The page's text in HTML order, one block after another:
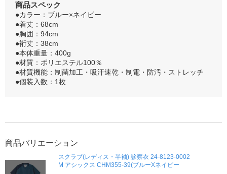
商品スペック
●カラー：ブルー×ネイビー
●着丈：68cm
●胸囲：94cm
●裄丈：38cm
●本体重量：400g
●材質：ポリエステル100％
●材質機能：制菌加工・吸汗速乾・制電・防汚・ストレッチ
●個装入数：1枚
商品バリエーション
スクラブ(レディス・半袖) 診察衣 24-8123-0002
M アシックス CHM355-39(ブルーXネイビー